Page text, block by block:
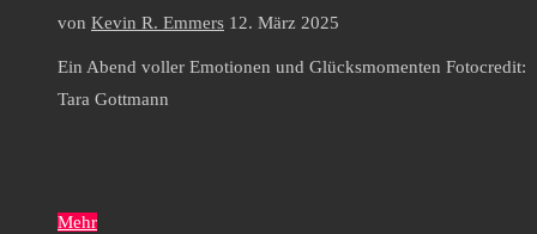
von Kevin R. Emmers 12. März 2025
Ein Abend voller Emotionen und Glücksmomenten Fotocredit:
Tara Gottmann
Mehr